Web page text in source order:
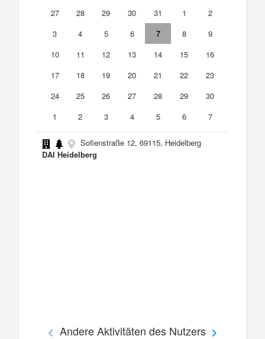
27
28 29 30 31 1
2
3
4 5 6 7 8
9
10
11 12 13 14 15
16
17
18 19 20 21 22
23
24
25 26 27 28 29
30
1
2 3 4 5 6 7
Sofienstraße 12, 69115, Heidelberg
DAI Heidelberg
Andere Aktivitäten des Nutzers